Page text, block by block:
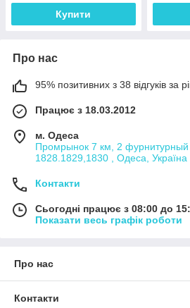
Купити
Про нас
95% позитивних з 38 відгуків за
Працює з 18.03.2012
м. Одеса
Промрынок 7 км, 2 фурнитурный
1828.1829,1830 , Одеса, Україна
Контакти
Сьогодні працює з 08:00 до
Показати весь графік роботи
Про нас
Контакти